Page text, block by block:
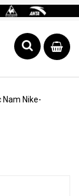
Nam Nike-